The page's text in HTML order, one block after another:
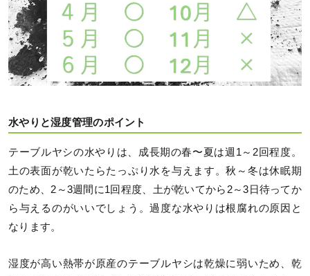
水やりと湿度管理のポイント
テーブルヤシの水やりは、成長期の春〜夏は週1～2回程度。
土の表面が乾いたらたっぷり水を与えます。秋～冬は休眠期
のため、2～3週間に1回程度、土が乾いてから2～3日待ってか
ら与えるのがいいでしょう。過度な水やりは根腐れの原因と
なります。
湿度が高い熱帯が原産のテーブルヤシは乾燥に弱いため、乾